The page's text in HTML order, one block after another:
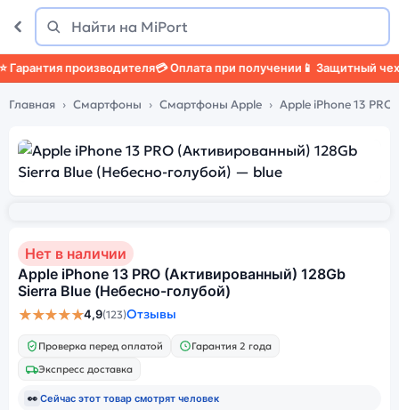
Поиск
Найти
производителя💳 Оплата при получении📱 Защитный чехол
Главная Смартфоны Смартфоны Apple Apple iPhone 13
Нет в наличии
Apple iPhone 13 PRO (Активированный) 128Gb
Sierra Blue (Небесно-голубой)
★★★★★4,9(123)Отзывы
Проверка перед оплатой
Гарантия 2 года
Экспресс доставка
👀 Сейчас этот товар смотрят человек